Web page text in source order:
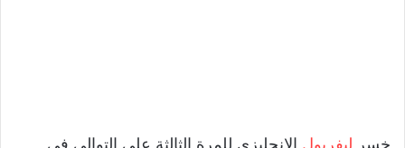
خسر ليفربول الإنجليزي للمرة الثالثة على التوالي في